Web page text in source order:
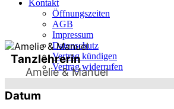
Kontakt
Öffnungszeiten
AGB
Impressum
Datenschutz
Vertrag kündigen
Vertrag widerrufen
Tanzlehrerin
Amelie & Manuel
Datum